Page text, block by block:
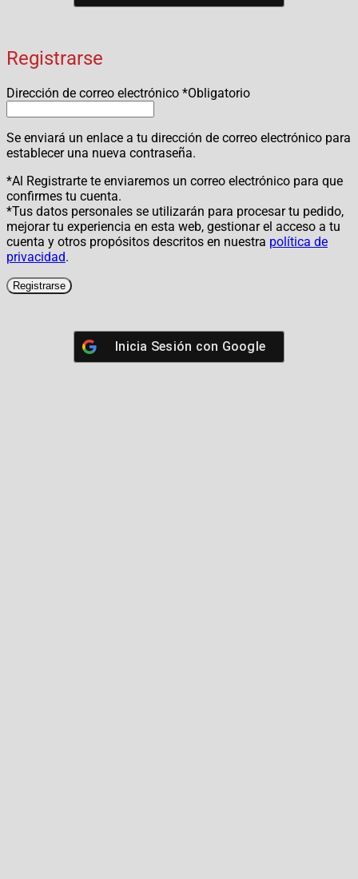
Registrarse
Dirección de correo electrónico *Obligatorio
Se enviará un enlace a tu dirección de correo electrónico para
establecer una nueva contraseña.
*Al Registrarte te enviaremos un correo electrónico para que
confirmes tu cuenta.
*Tus datos personales se utilizarán para procesar tu pedido,
mejorar tu experiencia en esta web, gestionar el acceso a tu
cuenta y otros propósitos descritos en nuestra política de
privacidad.
Registrarse
Inicia Sesión con Google